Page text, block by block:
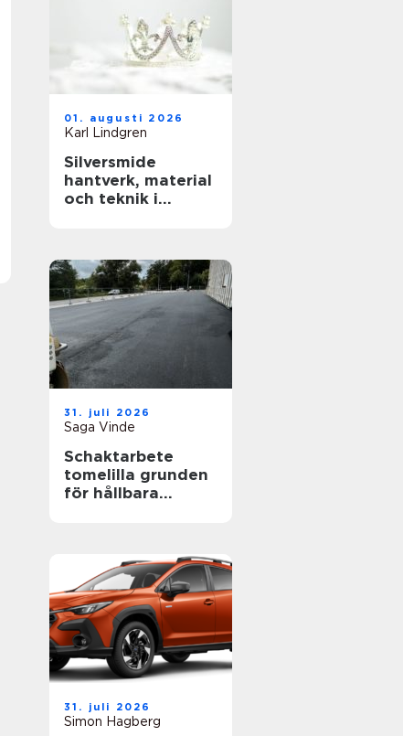
01. augusti 2026
Karl Lindgren
Silversmide
hantverk, material
och teknik i
31. juli 2026
Saga Vinde
Schaktarbete
tomelilla grunden
för hållbara
31. juli 2026
Simon Hagberg